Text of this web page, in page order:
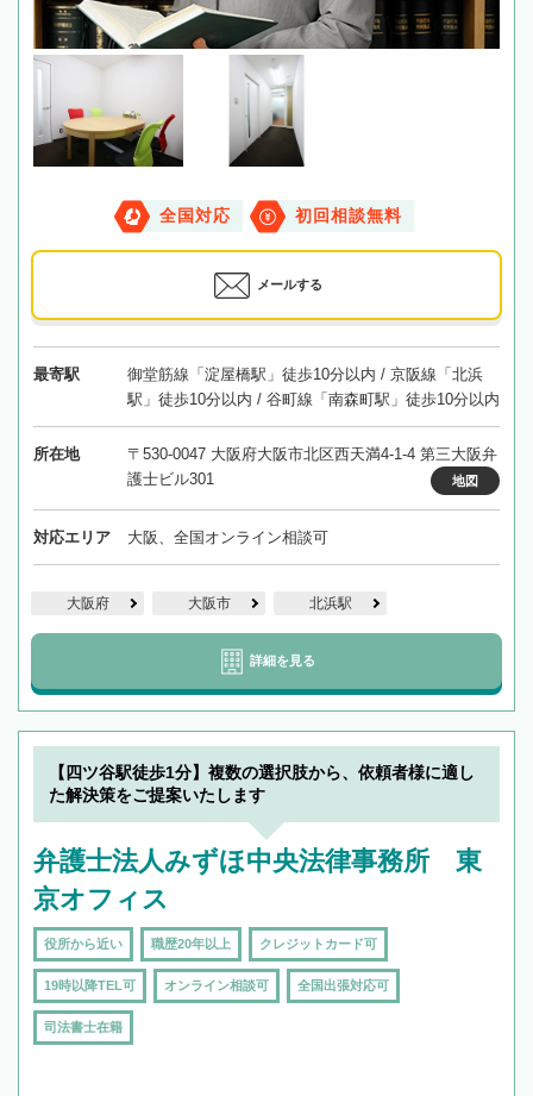
全国対応 初回相談無料
メールする
最寄駅
御堂筋線「淀屋橋駅」徒歩10分以内 / 京阪線「北浜
駅」徒歩10分以内 / 谷町線「南森町駅」徒歩10分以内
所在地
〒530-0047 大阪府大阪市北区西天満4-1-4 第三大阪弁
護士ビル301
地図
対応エリア 大阪、全国オンライン相談可
大阪府 大阪市 北浜駅
詳細を見る
【四ツ谷駅徒歩1分】複数の選択肢から、依頼者様に適し
た解決策をご提案いたします
弁護士法人みずほ中央法律事務所 東
京オフィス
役所から近い 職歴20年以上 クレジットカード可
19時以降TEL可 オンライン相談可 全国出張対応可
司法書士在籍